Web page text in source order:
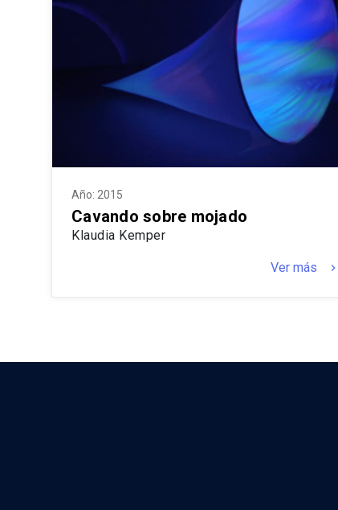
Año: 2015
Cavando sobre mojado
Klaudia Kemper
Ver más keyboard_arrow_right